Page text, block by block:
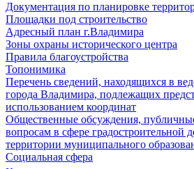
Документация по планировке
Площадки под строительство
Адресный план г.Владимира
Зоны охраны исторического центра
Правила благоустройства
Топонимика
Перечень сведений, находящихся в
города Владимира, подлежащих
использованием координат
Общественные обсуждения,
вопросам в сфере градостроительной
территории муниципального
Социальная сфера